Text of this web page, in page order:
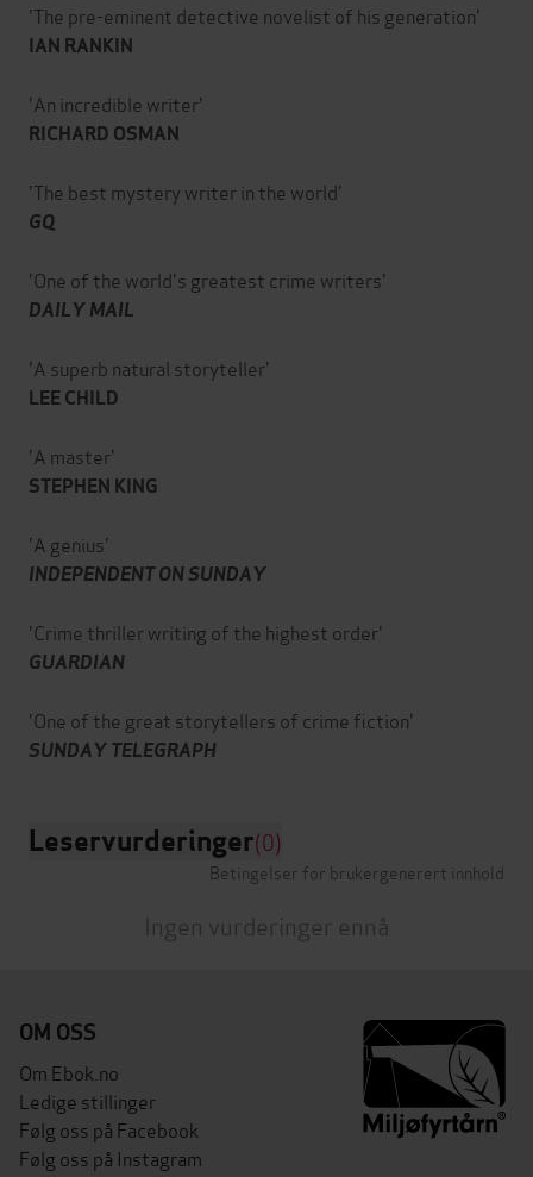
'The pre-eminent detective novelist of his generation'
IAN RANKIN
'An incredible writer'
RICHARD OSMAN
'The best mystery writer in the world'
GQ
'One of the world's greatest crime writers'
DAILY MAIL
'A superb natural storyteller'
LEE CHILD
'A master'
STEPHEN KING
'A genius'
INDEPENDENT ON SUNDAY
'Crime thriller writing of the highest order'
GUARDIAN
'One of the great storytellers of crime fiction'
SUNDAY TELEGRAPH
Leservurderinger(0)
Betingelser for brukergenerert innhold
Ingen vurderinger ennå
OM OSS
Om Ebok.no
Ledige stillinger
Følg oss på Facebook
Følg oss på Instagram